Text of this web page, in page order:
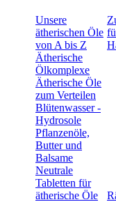
Unsere
ätherischen Öle
von A bis Z
Ätherische
Ölkomplexe
Ätherische Öle
zum Verteilen
Blütenwasser -
Hydrosole
Pflanzenöle,
Butter und
Balsame
Neutrale
Tabletten für
ätherische Öle